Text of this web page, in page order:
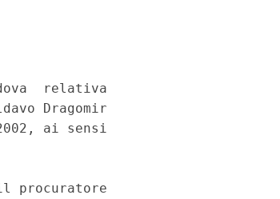
relativa
Dragomir
ai sensi
procuratore